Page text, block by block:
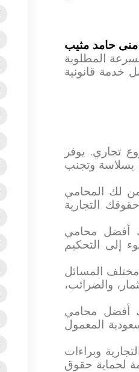
حامد مثيب
المطلوبة
خدمة قانونية
تجاري. يوفر
بسلاسة وتجنب
لك المحامي
التجارية
أفضل محامي
إلى التحكيم
مختلف المسائل
والضرائب،
أفضل محامي
المعمول
وبراءات
لحماية حقوق